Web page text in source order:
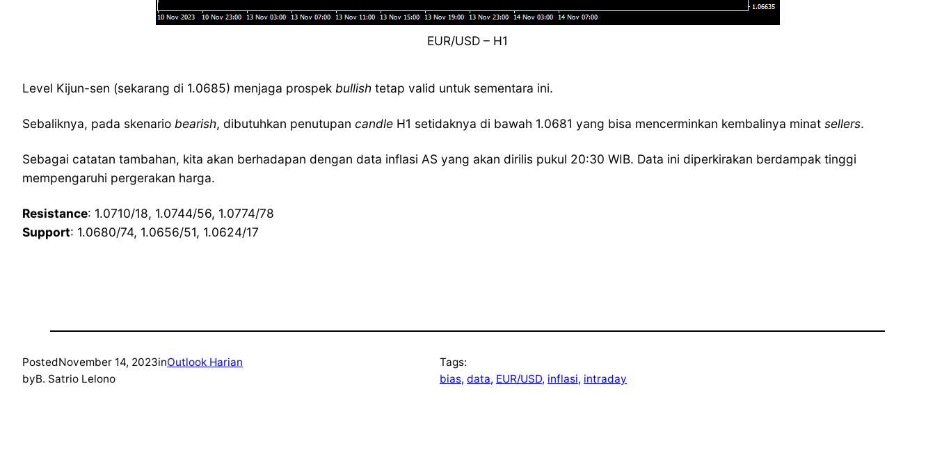
EUR/USD – H1
Level Kijun-sen (sekarang di 1.0685) menjaga prospek bullish tetap valid untuk sementara ini.
Sebaliknya, pada skenario bearish, dibutuhkan penutupan candle H1 setidaknya di bawah 1.0681 yang bisa mencerminkan kembalinya minat sellers.
Sebagai catatan tambahan, kita akan berhadapan dengan data inflasi AS yang akan dirilis pukul 20:30 WIB. Data ini diperkirakan berdampak tinggi
mempengaruhi pergerakan harga.
Resistance: 1.0710/18, 1.0744/56, 1.0774/78
Support: 1.0680/74, 1.0656/51, 1.0624/17
PostedNovember 14, 2023inOutlook Harian
byB. Satrio Lelono
Tags:
bias, data, EUR/USD, inflasi, intraday